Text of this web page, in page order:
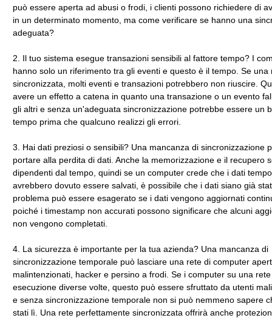
può essere aperta ad abusi o frodi, i clienti possono richiedere di
in un determinato momento, ma come verificare se hanno una
adeguata?
2. Il tuo sistema esegue transazioni sensibili al fattore tempo? I
hanno solo un riferimento tra gli eventi e questo è il tempo. Se una
sincronizzata, molti eventi e transazioni potrebbero non riuscire.
avere un effetto a catena in quanto una transazione o un evento
gli altri e senza un'adeguata sincronizzazione potrebbe essere un
tempo prima che qualcuno realizzi gli errori.
3. Hai dati preziosi o sensibili? Una mancanza di sincronizzazione
portare alla perdita di dati. Anche la memorizzazione e il recupero
dipendenti dal tempo, quindi se un computer crede che i dati
avrebbero dovuto essere salvati, è possibile che i dati siano già
problema può essere esagerato se i dati vengono aggiornati
poiché i timestamp non accurati possono significare che alcuni
non vengono completati.
4. La sicurezza è importante per la tua azienda? Una mancanza di
sincronizzazione temporale può lasciare una rete di computer
malintenzionati, hacker e persino a frodi. Se i computer su una
esecuzione diverse volte, questo può essere sfruttato da utenti
e senza sincronizzazione temporale non si può nemmeno sapere
stati lì. Una rete perfettamente sincronizzata offrirà anche